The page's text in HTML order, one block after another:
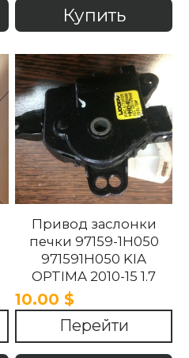
Купить
Привод заслонки
печки 97159-1H050
971591H050 KIA
OPTIMA 2010-15 1.7
10.00 $
Перейти